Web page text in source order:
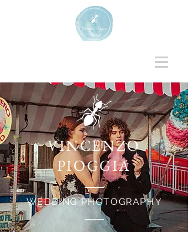
VINCENZO
PIOGGIA
WEDDING PHOTOGRAPHY